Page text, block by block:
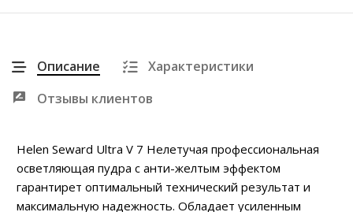
Описание
Характеристики
Отзывы клиентов
Helen Seward Ultra V 7 Нелетучая профессиональная
осветляющая пудра с анти-желтым эффектом
гарантирет оптимальный технический результат и
максимальную надежность. Обладает усиленным